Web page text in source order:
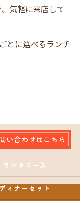
気軽に来店して
とに選べるランチ
い合わせはこちら
ランチコース
ディナーセット